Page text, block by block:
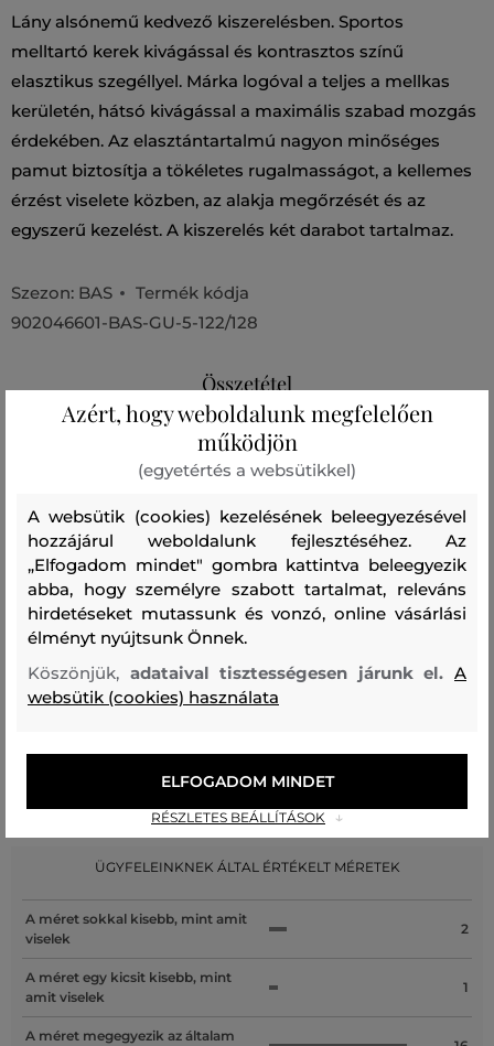
Lány alsónemű kedvező kiszerelésben. Sportos
melltartó kerek kivágással és kontrasztos színű
elasztikus szegéllyel. Márka logóval a teljes a mellkas
kerületén, hátsó kivágással a maximális szabad mozgás
érdekében. Az elasztántartalmú nagyon minőséges
pamut biztosítja a tökéletes rugalmasságot, a kellemes
érzést viselete közben, az alakja megőrzését és az
egyszerű kezelést. A kiszerelés két darabot tartalmaz.
Szezon: BAS
Termék kódja
902046601-BAS-GU-5-122/128
Összetétel
ELASZTÁN
Kezelési útmutató
Recenziók
ÜGYFELEINKNEK ÁLTAL ÉRTÉKELT MÉRETEK
A méret sokkal kisebb, mint amit
viselek
2
A méret egy kicsit kisebb, mint
amit viselek
1
A méret megegyezik az általam
Azért, hogy weboldalunk megfelelően
működjön
(egyetértés a websütikkel)
A websütik (cookies) kezelésének beleegyezésével
hozzájárul weboldalunk fejlesztéséhez. Az
„Elfogadom mindet" gombra kattintva beleegyezik
abba, hogy személyre szabott tartalmat, releváns
hirdetéseket mutassunk és vonzó, online vásárlási
élményt nyújtsunk Önnek.
Köszönjük, adataival tisztességesen járunk el.A
websütik (cookies) használata
RÉSZLETES BEÁLLÍTÁSOK
ELFOGADOM MINDET